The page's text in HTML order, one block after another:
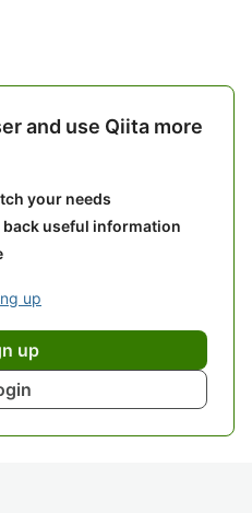
and use Qiita more
your needs
useful information
up
up